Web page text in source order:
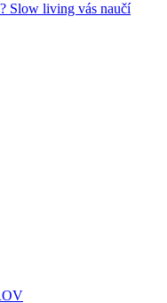
Slow living vás naučí